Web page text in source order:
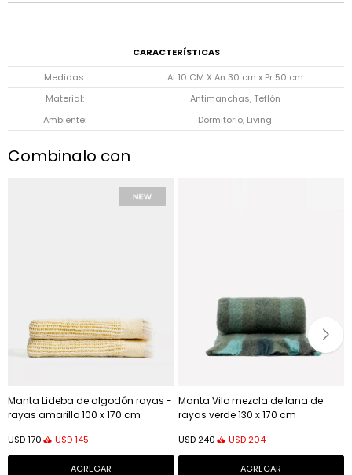
CARACTERÍSTICAS
Medidas
Al 10 CM X An 30 cm x Pr 50 cm
Material
Antimanchas, Teflón
Ambiente
Dormitorio, Living
Combinalo con
Manta Lideba de algodón rayas -
rayas amarillo 100 x 170 cm
USD170 USD145
Manta Vilo mezcla de lana de
rayas verde 130 x 170 cm
USD 240 USD 204